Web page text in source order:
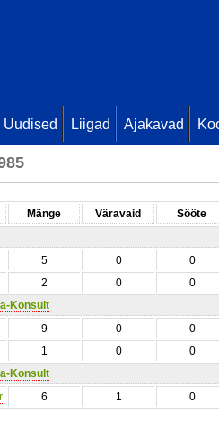
Uudised Liigad Ajakavad
Mänge Väravaid
Sööte
5 0
0
2 0
0
Konsult
9 0
0
1 0
0
Konsult
6 1 0